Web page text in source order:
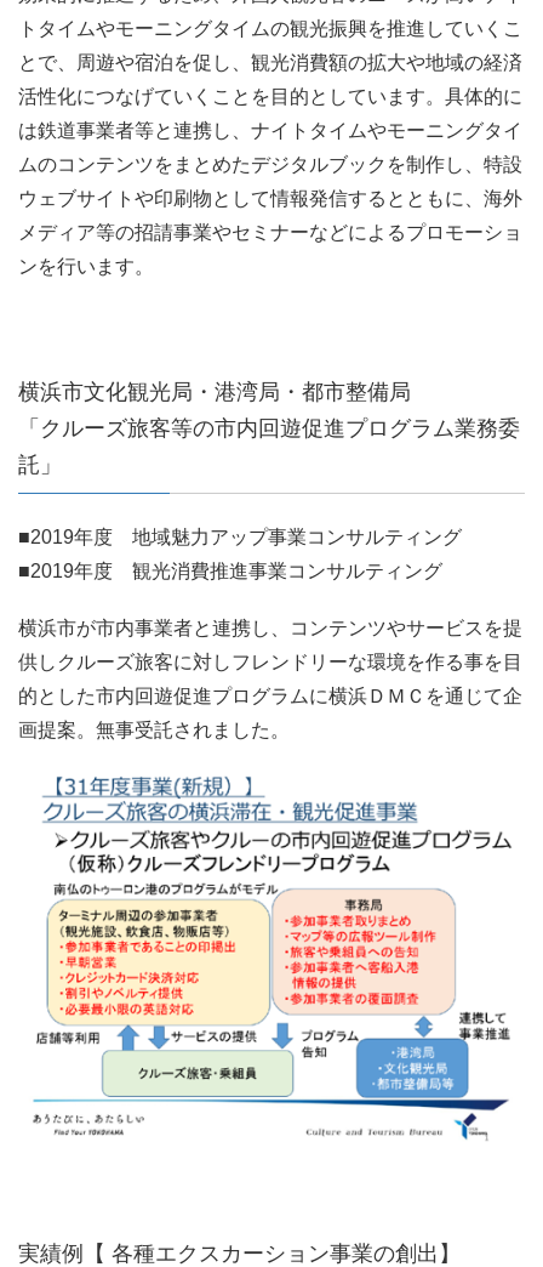
トタイムやモーニングタイムの観光振興を推進していくこ
とで、周遊や宿泊を促し、観光消費額の拡大や地域の経済
活性化につなげていくことを目的としています。具体的に
は鉄道事業者等と連携し、ナイトタイムやモーニングタイ
ムのコンテンツをまとめたデジタルブックを制作し、特設
ウェブサイトや印刷物として情報発信するとともに、海外
メディア等の招請事業やセミナーなどによるプロモーショ
ンを行います。
横浜市文化観光局・港湾局・都市整備局
「クルーズ旅客等の市内回遊促進プログラム業務委
託」
■2019年度 地域魅力アップ事業コンサルティング
■2019年度 観光消費推進事業コンサルティング
横浜市が市内事業者と連携し、コンテンツやサービスを提
供しクルーズ旅客に対しフレンドリーな環境を作る事を目
的とした市内回遊促進プログラムに横浜ＤＭＣを通じて企
画提案。無事受託されました。
実績例【 各種エクスカーション事業の創出】